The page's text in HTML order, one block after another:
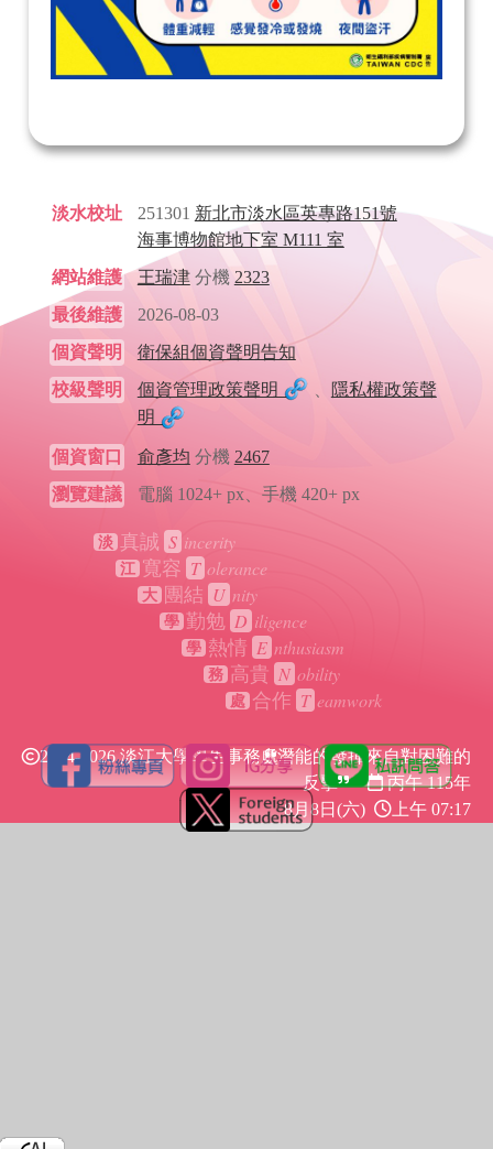
淡水校址 251301 新北市淡水區英專路151號
海事博物館地下室 M111 室
網站維護
王瑞津分機 2323
最後維護
2026-08-03
個資聲明
衛保組個資聲明告知
校級聲明
個資管理政策聲明
隱私權政策聲
明
個資窗口 俞彥均 分機 2467
瀏覽建議
電腦 1024+ px、手機 420+ px
淡 真誠 S incerity
江 寬容 T olerance
大 團結 U nity
學 勤勉 D iligence
學 熱情 E nthusiasm
務 高貴 N obility
處 合作 T eamwork
2024-2026 淡江大學學生事務處潛能的發揮來自對困難的
反擊
丙午 115年
8月8日(六)
上午 07:17